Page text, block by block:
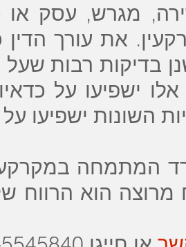
מגרש, עסק או
את עורך
בדיקות רבות
ישפיעו על
השונות ישפיעו
המתמחה
מרוצה הוא הרווח